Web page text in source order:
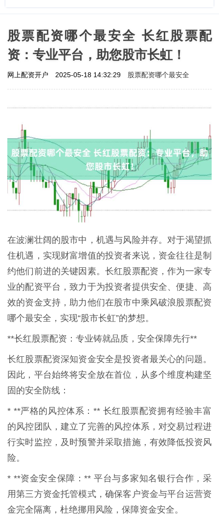
股票配资哪个最安全 长红股票配
资：专业平台，助您股市长虹！
网上配资开户 2025-05-18 14:32:29 股票配资哪个最安全
在波澜壮阔的股市中，机遇与风险并存。对于渴望抓
住机遇，实现财富增值的投资者来说，资金往往是制
约他们前进的关键因素。长红股票配资，作为一家专
业的配资平台，致力于为投资者提供安全、便捷、高
效的资金支持，助力他们在股市中乘风破浪股票配资
哪个最安全，实现“股市长虹”的梦想。
**长红股票配资：专业铸就品质，安全保障先行**
长红股票配资深知资金安全是投资者最关心的问题。
因此，平台始终将安全放在首位，从多个维度构建坚
固的安全防线：
* **严格的风控体系：** 长红股票配资拥有经验丰富
的风控团队，建立了完善的风控体系，对交易过程进
行实时监控，及时预警并采取措施，有效降低投资风
险。
* **资金安全保障：** 平台与多家知名银行合作，采
用第三方资金托管模式，确保客户资金与平台运营资
金完全隔离，杜绝挪用风险，保障资金安全。